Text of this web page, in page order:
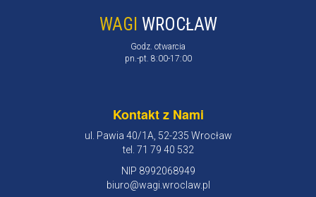
WAGI WROCŁAW
Godz. otwarcia
pn.-pt. 8:00-17:00
Kontakt z Nami
ul. Pawia 40/1A, 52-235 Wrocław
tel. 71 79 40 532
NIP 8992068949
biuro@wagi.wroclaw.pl